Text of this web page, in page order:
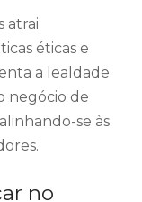
atrai
éticas e
a lealdade
negócio de
se às
no